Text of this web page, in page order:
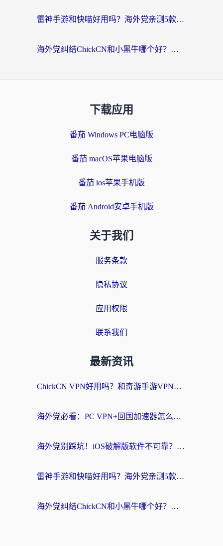
雷神手游和快喵好用吗？海外党亲测5款回国加速器，附斧牛Bling对比+微信视频号解决办法
海外党纠结ChickCN和小黑牛哪个好？一篇帮你选对回国加速器的实用指南
下载应用
番茄 Windows PC电脑版
番茄 macOS苹果电脑版
番茄 ios苹果手机版
番茄 Android安卓手机版
关于我们
服务条款
隐私协议
应用权限
联系我们
最新资讯
ChickCN VPN好用吗？和奇游手游VPN对比哪个回国效果更好？海外党亲测实用指南
海外党必看：PC VPN+回国加速器怎么选？无缝访问国内资源全攻略
海外党别踩坑！iOS破解版软件不可靠？教你选对回国加速器无缝看国内资源
雷神手游和快喵好用吗？海外党亲测5款回国加速器，附斧牛Bling对比+微信视频号解决办法
海外党纠结ChickCN和小黑牛哪个好？一篇帮你选对回国加速器的实用指南